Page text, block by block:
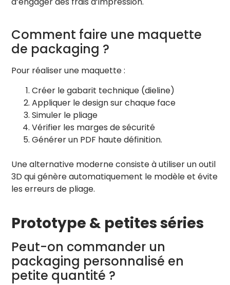
Comment faire une maquette
de packaging ?
Pour réaliser une maquette :
Créer le gabarit technique (dieline)
Appliquer le design sur chaque face
Simuler le pliage
Vérifier les marges de sécurité
Générer un PDF haute définition.
Une alternative moderne consiste à utiliser un outil
3D qui génère automatiquement le modèle et évite
les erreurs de pliage.
Prototype & petites séries
Peut-on commander un
packaging personnalisé en
petite quantité ?